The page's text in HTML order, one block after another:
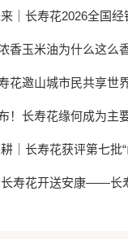
｜长寿花2026全国
香玉米油为什么这么香
花邀山城市民共享世
！长寿花缘何成为主
｜长寿花获评第七批
寿花开送安康——长